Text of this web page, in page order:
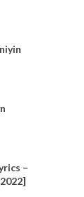
–